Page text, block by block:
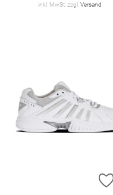
inkl. MwSt. zzgl. Versand